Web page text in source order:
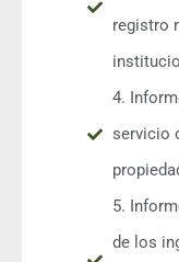
registro
4.
servicio
5.
de los